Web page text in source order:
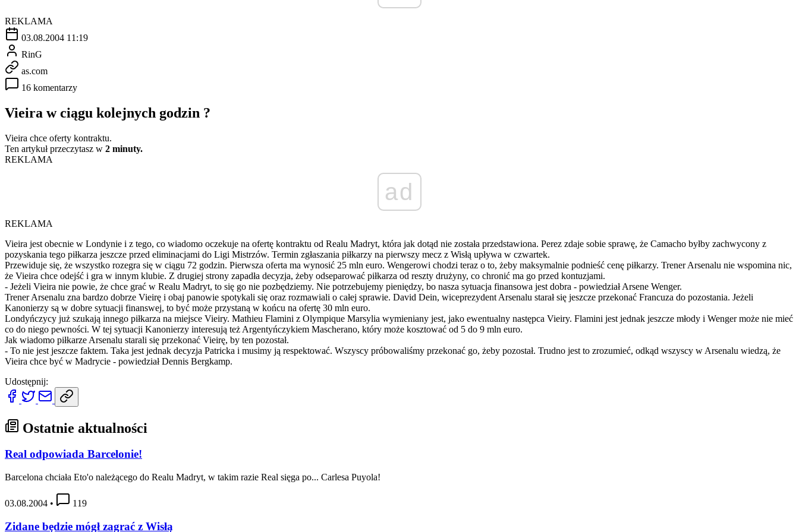
REKLAMA
03.08.2004 11:19
RinG
as.com
16 komentarzy
Vieira w ciągu kolejnych godzin ?
Vieira chce oferty kontraktu.
Ten artykuł przeczytasz w 2 minuty.
REKLAMA
ad
REKLAMA
Vieira jest obecnie w Londynie i z tego, co wiadomo oczekuje na ofertę kontraktu od Realu Madryt, która jak dotąd nie została przedstawiona. Perez zdaje sobie sprawę, że Camacho byłby zachwycony z
pozyskania tego piłkarza jeszcze przed eliminacjami do Ligi Mistrzów. Termin zgłaszania piłkarzy na pierwszy mecz z Wisłą upływa w czwartek.
Przewiduje się, że wszystko rozegra się w ciągu 72 godzin. Pierwsza oferta ma wynosić 25 mln euro. Wengerowi chodzi teraz o to, żeby maksymalnie podnieść cenę piłkarzy. Trener Arsenalu nie wspomina nic,
że Vieira chce odejść i gra w innym klubie. Z drugiej strony zapadła decyzja, żeby odseparować piłkarza od reszty drużyny, co chronić ma go przed kontuzjami.
- Jeżeli Vieira nie powie, że chce grać w Realu Madryt, to się go nie pozbędziemy. Nie potrzebujemy pieniędzy, bo nasza sytuacja finansowa jest dobra - powiedział Arsene Wenger.
Trener Arsenalu zna bardzo dobrze Vieirę i obaj panowie spotykali się oraz rozmawiali o całej sprawie. David Dein, wiceprezydent Arsenalu starał się jeszcze przekonać Francuza do pozostania. Jeżeli
Kanonierzy są w dobre sytuacji finanswej, to być może przystaną w końcu na ofertę 30 mln euro.
Londyńczycy już szukają innego piłkarza na miejsce Vieiry. Mathieu Flamini z Olympique Marsylia wymieniany jest, jako ewentualny następca Vieiry. Flamini jest jednak jeszcze młody i Wenger może nie mieć
co do niego pewności. W tej sytuacji Kanonierzy interesują też Argentyńczykiem Mascherano, który może kosztować od 5 do 9 mln euro.
Jak wiadomo piłkarze Arsenalu starali się przekonać Vieirę, by ten pozostał.
- To nie jest jeszcze faktem. Taka jest jednak decyzja Patricka i musimy ją respektować. Wszyscy próbowaliśmy przekonać go, żeby pozostał. Trudno jest to zrozumieć, odkąd wszyscy w Arsenalu wiedzą, że
Vieira chce być w Madrycie - powiedział Dennis Bergkamp.
Udostępnij:
Ostatnie aktualności
Real odpowiada Barcelonie!
Barcelona chciała Eto'o należącego do Realu Madryt, w takim razie Real sięga po... Carlesa Puyola!
03.08.2004 • 119
Zidane będzie mógł zagrać z Wisłą